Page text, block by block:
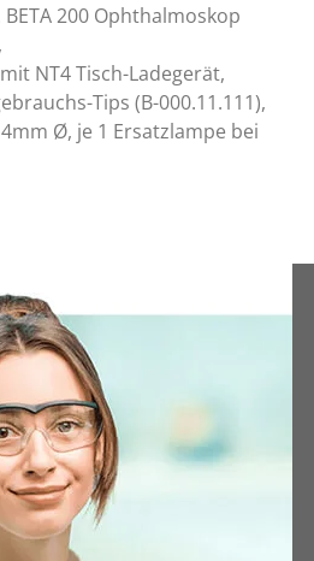
BETA 200 Ophthalmoskop
NT4 Tisch-Ladegerät,
Tips (B-000.11.111),
Ø, je 1 Ersatzlampe bei